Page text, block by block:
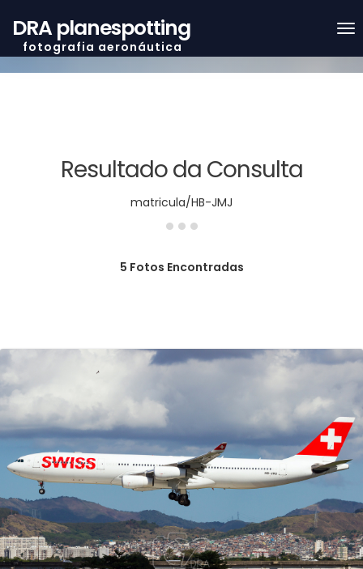
DRA planespotting
f o t o g r a f i a a e r o n á u t i c a
Resultado da Consulta
matricula/HB-JMJ
...
5 Fotos Encontradas